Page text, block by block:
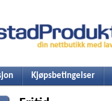
Kjøpsbetingelser